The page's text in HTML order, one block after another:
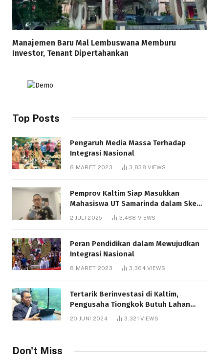
Manajemen Baru Mal Lembuswana Memburu
Investor, Tenant Dipertahankan
Top Posts
Pengaruh Media Massa Terhadap
Integrasi Nasional
8 MARET 2023 3,838VIEWS
Pemprov Kaltim Siap Masukkan
Mahasiswa UT Samarinda dalam Skema
Bantuan Pendidikan Gratispol
2 JULI 2025 3,468 VIEWS
Peran Pendidikan dalam Mewujudkan
Integrasi Nasional
8 MARET 2023 3,364VIEWS
Tertarik Berinvestasi di Kaltim,
Pengusaha Tiongkok Butuh Lahan
1.000 Hektare
20 JUNI 2024 3,321VIEWS
Don't Miss